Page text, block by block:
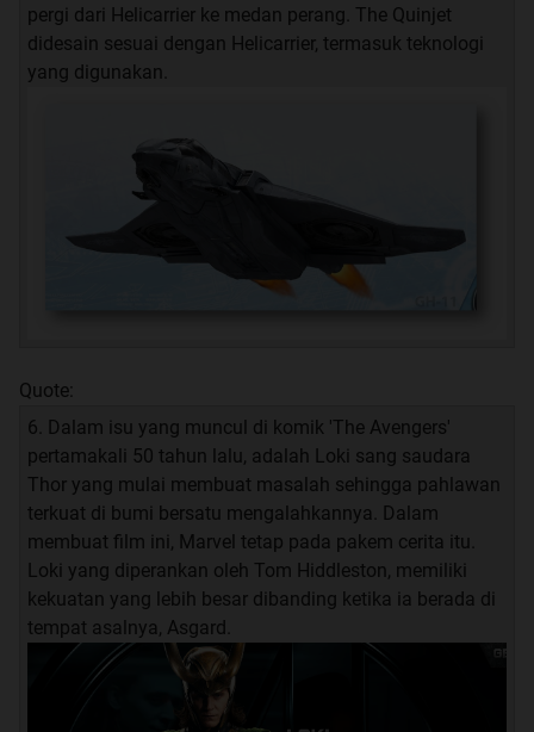
pergi dari Helicarrier ke medan perang. The Quinjet
didesain sesuai dengan Helicarrier, termasuk teknologi
yang digunakan.
Quote:
6. Dalam isu yang muncul di komik 'The Avengers'
pertamakali 50 tahun lalu, adalah Loki sang saudara
Thor yang mulai membuat masalah sehingga pahlawan
terkuat di bumi bersatu mengalahkannya. Dalam
membuat film ini, Marvel tetap pada pakem cerita itu.
Loki yang diperankan oleh Tom Hiddleston, memiliki
kekuatan yang lebih besar dibanding ketika ia berada di
tempat asalnya, Asgard.